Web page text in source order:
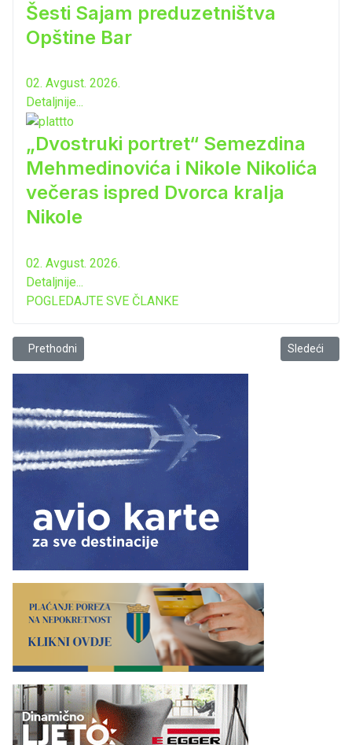
Šesti Sajam preduzetništva
Opštine Bar
02. Avgust. 2026.
Detaljnije...
„Dvostruki portret“ Semezdina
Mehmedinovića i Nikole Nikolića
večeras ispred Dvorca kralja
Nikole
02. Avgust. 2026.
Detaljnije...
POGLEDAJTE SVE ČLANKE
Prethodni članak: Danas je slava Sabornog hrama Svetog Jovana
Prethodni Sledeći
Sledeći